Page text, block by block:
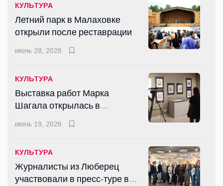
Люберцах
июнь 12, 2026
КУЛЬТУРА
Стали известны лауреаты 2-
художественного конкурса-
Премии имени Н.Д.
Телешова»
март 10, 2026
КУЛЬТУРА
Журналисты из Люберец
апр 26, 2026
СПОРТ
КУЛЬТУРА
Летний парк в Малаховке
открыли после реставрации
июнь 28, 2026
КУЛЬТУРА
Выставка работ Марка
Шагала открылась в
июнь 19, 2026
КУЛЬТУРА
Журналисты из Люберец
участвовали в пресс-туре в